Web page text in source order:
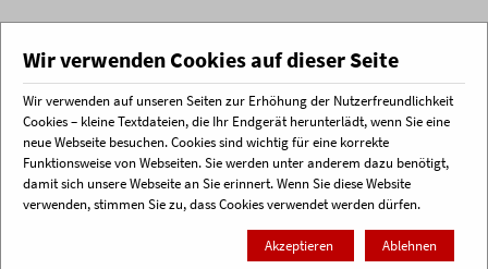
Menü
Startseite Holz macht Schule Weitere Angebote
Wir verwenden Cookies auf dieser Seite
Wir verwenden auf unseren Seiten zur Erhöhung der Nutzerfreundlichkeit
Cookies – kleine Textdateien, die Ihr Endgerät herunterlädt, wenn Sie eine
neue Webseite besuchen. Cookies sind wichtig für eine korrekte
Funktionsweise von Webseiten. Sie werden unter anderem dazu benötigt,
damit sich unsere Webseite an Sie erinnert. Wenn Sie diese Website
verwenden, stimmen Sie zu, dass Cookies verwendet werden dürfen.
Akzeptieren Ablehnen